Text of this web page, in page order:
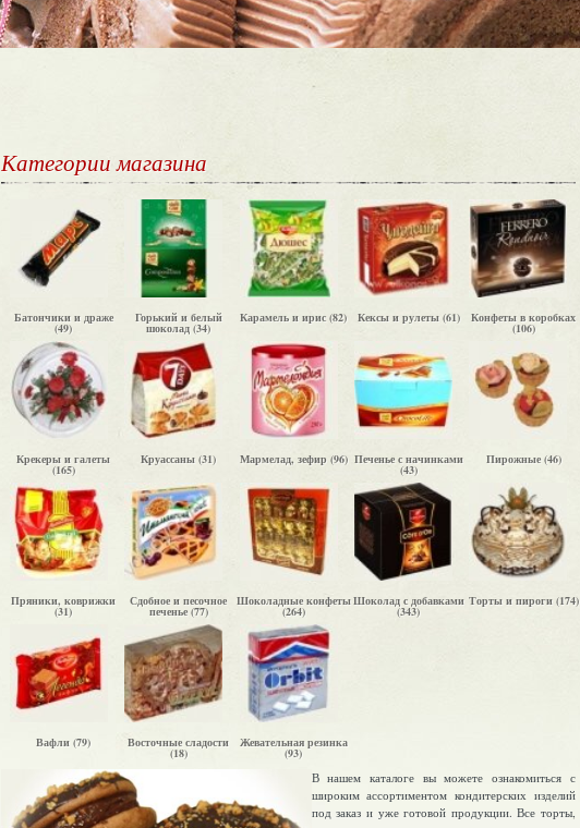
Категориимагазина
Батончики и драже
(49)
Горький и белый
шоколад (34)
Карамель и ирис (82) Кексы и рулеты (61) Конфеты в коробках
(106)
Крекеры и галеты
(165)
Круассаны (31) Мармелад, зефир (96) Печенье с начинками
(43)
Пирожные (46)
Пряники, коврижки
(31)
Сдобное и песочное
печенье (77)
Шоколадные конфеты
(264)
Шоколад с добавками
(343)
Торты и пироги (174)
Вафли (79) Восточные сладости
(18)
Жевательная резинка
(93)
В нашем каталоге вы можете ознакомиться с
широким ассортиментом кондитерских изделий
под заказ и уже готовой продукции. Все торты,